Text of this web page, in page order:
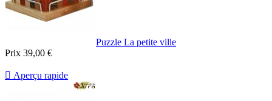
Puzzle La petite ville
Prix 39,00 €
 Aperçu rapide